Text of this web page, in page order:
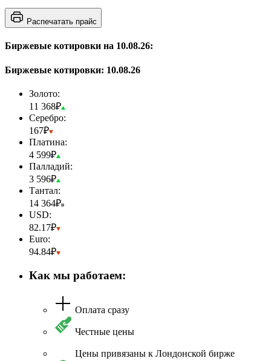
Распечатать прайс
Биржевые котировки на 10.08.26:
Биржевые котировки: 10.08.26
Золото:
11 368₽
Серебро:
167₽
Платина:
4 599₽
Палладий:
3 596₽
Тантал:
14 364₽
USD:
82.17₽
Euro:
94.84₽
Как мы работаем:
Оплата сразу
Честные цены
Цены привязаны к Лондонской бирже